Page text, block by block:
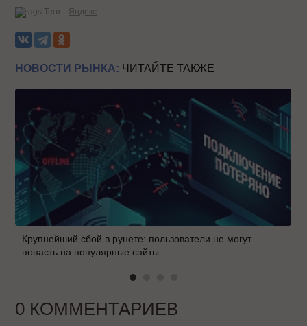
Теги: Яндекс
НОВОСТИ РЫНКА: ЧИТАЙТЕ ТАКЖЕ
Крупнейший сбой в рунете: пользователи не могут
попасть на популярные сайты
0 КОММЕНТАРИЕВ